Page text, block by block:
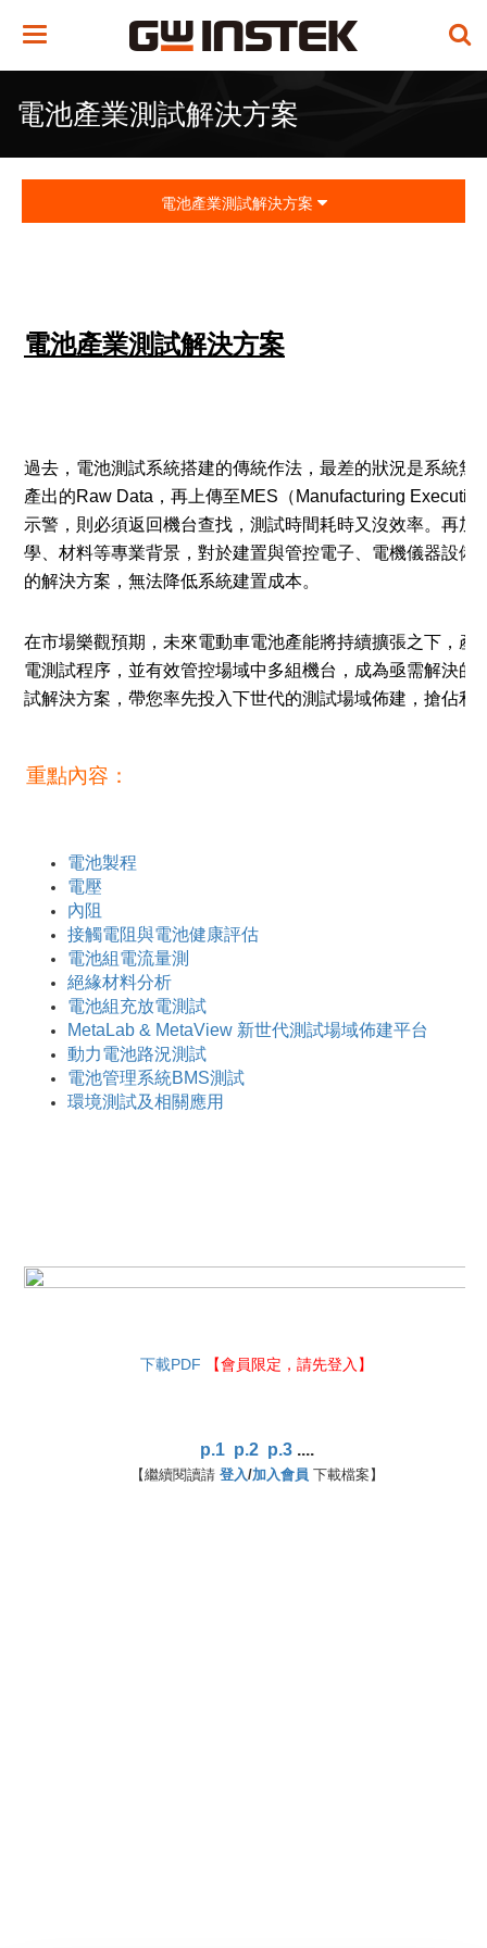
Toggle
電池產業測試解決方案
電池產業測試解決方案
電池產業測試解決方案
過去，電池測試系統搭建的傳統作法，最差的狀況是系統無
產出的Raw Data，再上傳至MES（Manufacturing
示警，則必須返回機台查找，測試時間耗時又沒效率。再加
學、材料等專業背景，對於建置與管控電子、電機儀器設備
的解決方案，無法降低系統建置成本。
在市場樂觀預期，未來電動車電池產能將持續擴張之下，產
電測試程序，並有效管控場域中多組機台，成為亟需解決的
試解決方案，帶您率先投入下世代的測試場域佈建，搶佔利
重點內容：
電池製程
電壓
內阻
接觸電阻與電池健康評估
電池組電流量測
絕緣材料分析
電池組充放電測試
MetaLab & MetaView 新世代測試場域佈建平台
動力電池路況測試
電池管理系統BMS測試
環境測試及相關應用
下載PDF 【會員限定，請先登入】
p.1 p.2 p.3....
【繼續閱讀請 登入/加入會員 下載檔案】